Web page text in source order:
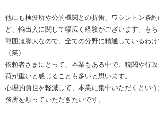
他にも検疫所や公的機関との折衝、ワシントン条
ど、輸出入に関して幅広く経験がございます。も
範囲は膨大なので、全ての分野に精通しているわ
（笑）
依頼者さまにとって、本業もある中で、税関や行
荷が重いと感じることも多いと思います。
心理的負担を軽減して、本業に集中いただくとい
務所を頼っていただきたいです。